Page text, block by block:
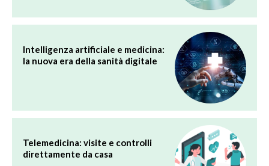
Intelligenza artificiale e medicina:
la nuova era della sanità digitale
Telemedicina: visite e controlli
direttamente da casa